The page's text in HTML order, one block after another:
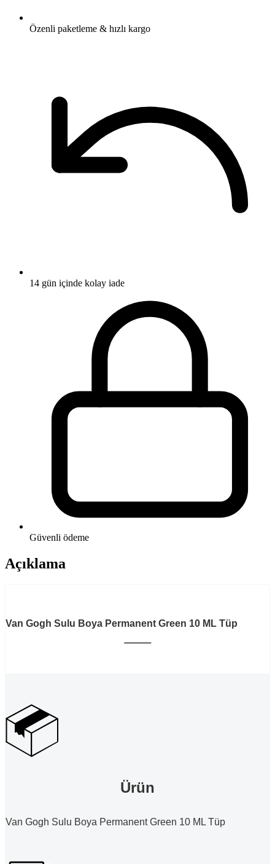
Özenli paketleme & hızlı kargo
14 gün içinde kolay iade
Güvenli ödeme
Açıklama
Van Gogh Sulu Boya Permanent Green 10 ML Tüp
Ürün
Van Gogh Sulu Boya Permanent Green 10 ML Tüp